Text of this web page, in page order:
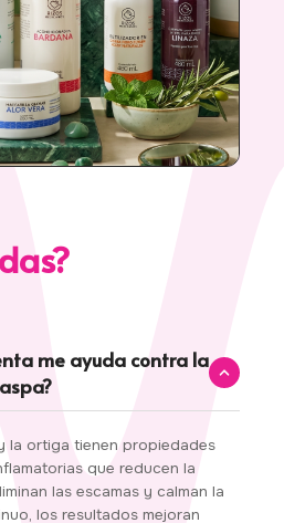
me ayuda contra la
la ortiga tienen propiedades
que reducen la
las escamas y calman la
los resultados mejoran